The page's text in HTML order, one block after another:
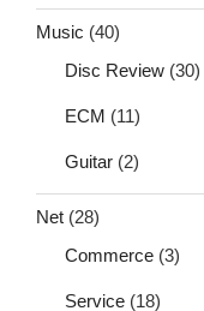
Music (40)
Disc Review (30)
ECM (11)
Guitar (2)
Net (28)
Commerce (3)
Service (18)